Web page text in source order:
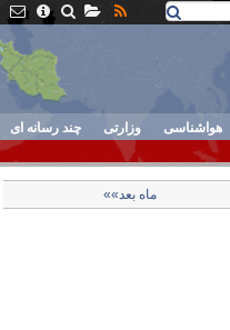
هواشناسی وزارتی چند رسانه ای
ماه بعد»»